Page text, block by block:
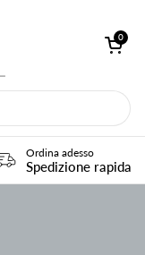
Apri
0
Ordina adesso
Spedizione rapida